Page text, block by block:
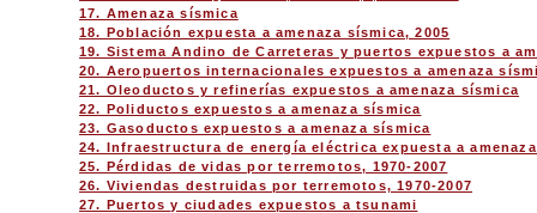
17. Amenaza sísmica
18. Población expuesta a amenaza sísmica, 2005
19. Sistema Andino de Carreteras y puertos expuestos a
20. Aeropuertos internacionales expuestos a amenaza
21. Oleoductos y refinerías expuestos a amenaza sísmica
22. Poliductos expuestos a amenaza sísmica
23. Gasoductos expuestos a amenaza sísmica
24. Infraestructura de energía eléctrica expuesta a
25. Pérdidas de vidas por terremotos, 1970-2007
26. Viviendas destruidas por terremotos, 1970-2007
27. Puertos y ciudades expuestos a tsunami